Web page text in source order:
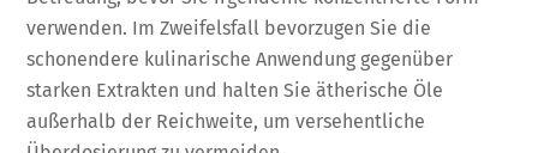
verwenden. Im Zweifelsfall bevorzugen Sie die
schonendere kulinarische Anwendung gegenüber
starken Extrakten und halten Sie ätherische Öle
außerhalb der Reichweite, um versehentliche